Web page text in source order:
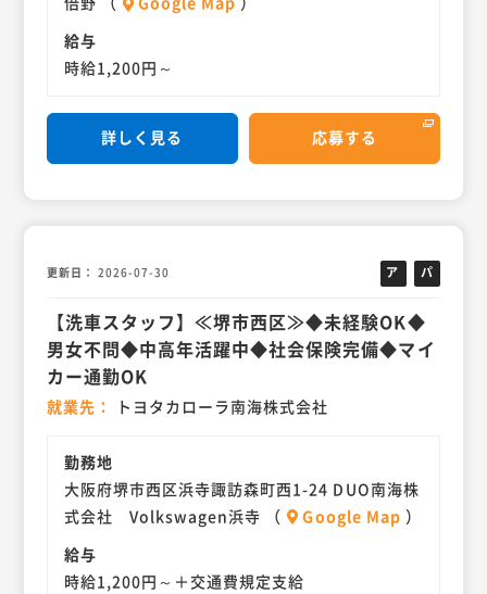
TOP OUR JOBS
私たちの仕事
INTERVIEW
スタッフインタビュー
BRAND
ブランド紹介
RECRUIT
求人情報
中途採用
倍野 （ Google Map ）
給与
時給1,200円～
詳しく見る 応募する
更新日 2026-07-30
ア
バ
イ
パ
ト
【洗車スタッフ】≪堺市西区≫◆未経験OK◆
男女不問◆中高年活躍中◆社会保険完備◆マイ
カー通勤OK
就業先 トヨタカローラ南海株式会社
勤務地
大阪府堺市西区浜寺諏訪森町西1-24 DUO南海株
式会社 Volkswagen浜寺 （
Google Map ）
給与
時給1,200円～＋交通費規定支給